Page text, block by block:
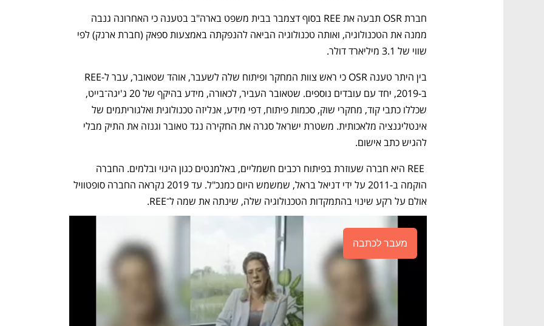
שווי של 3.1 מיליארד דולר.
להגיש כתב אישום.
אולם על רקע שינוי בהתמקדות הטכנולוגיה שלה, שינתה את שמה ל־REE.
מעבר לכתבה